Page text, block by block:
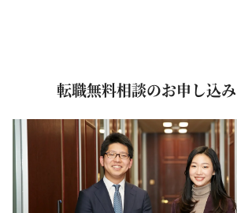
転職無料相談のお申し込